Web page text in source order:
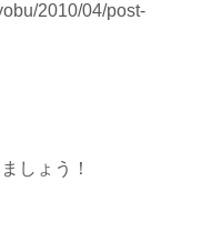
2010/04/post-
しょう！